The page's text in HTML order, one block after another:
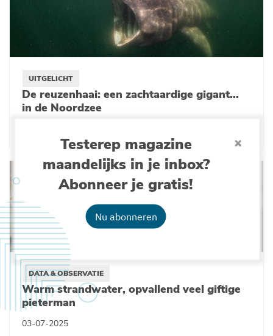
Testerep magazine
maandelijks in je inbox?
Abonneer je gratis!
Nu abonneren
UITGELICHT
De reuzenhaai: een zachtaardige gigant...
in de Noordzee
DATA & OBSERVATIE
Warm strandwater, opvallend veel giftige
pieterman
03-07-2025